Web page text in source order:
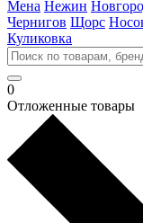
Мена Нежин
Чернигов Щорс
Куликовка
0
Отложенные товары